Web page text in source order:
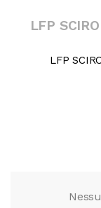
LFP
LFP